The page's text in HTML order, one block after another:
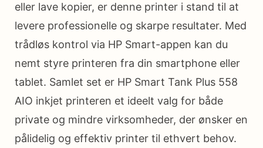
eller lave kopier, er denne printer i stand til at
levere professionelle og skarpe resultater. Med
trådløs kontrol via HP Smart-appen kan du
nemt styre printeren fra din smartphone eller
tablet. Samlet set er HP Smart Tank Plus 558
AIO inkjet printeren et ideelt valg for både
private og mindre virksomheder, der ønsker en
pålidelig og effektiv printer til ethvert behov.